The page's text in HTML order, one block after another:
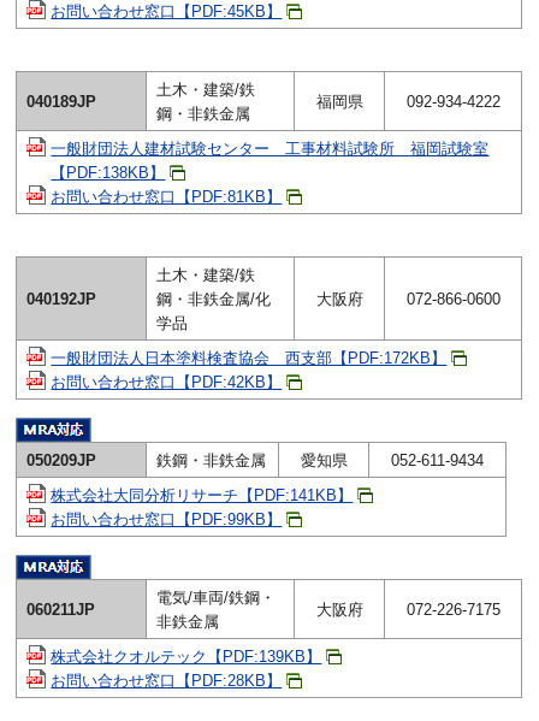
お問い合わせ窓口【PDF:45KB】
040189JP
土木・建築/鉄
鋼・非鉄金属
福岡県 092-934-4222
一般財団法人建材試験センター 工事材料試験所 福岡試験室
【PDF:138KB】
お問い合わせ窓口【PDF:81KB】
040192JP
土木・建築/鉄
鋼・非鉄金属/化
学品
大阪府 072-866-0600
一般財団法人日本塗料検査協会 西支部【PDF:172KB】
お問い合わせ窓口【PDF:42KB】
050209JP 鉄鋼・非鉄金属 愛知県
052-611-9434
株式会社大同分析リサーチ【PDF:141KB】
お問い合わせ窓口【PDF:99KB】
060211JP
電気/車両/鉄鋼・
非鉄金属
大阪府 072-226-7175
株式会社クオルテック【PDF:139KB】
お問い合わせ窓口【PDF:28KB】